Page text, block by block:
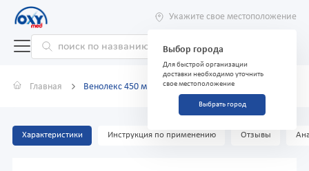
Укажите свое местоположение
Выбор города
Для быстрой организации
доставки необходимо уточнить
свое местоположение
Выбрать город
Главная Венолекс 450 мг №60
Характеристики Инструкция по применению Отзывы